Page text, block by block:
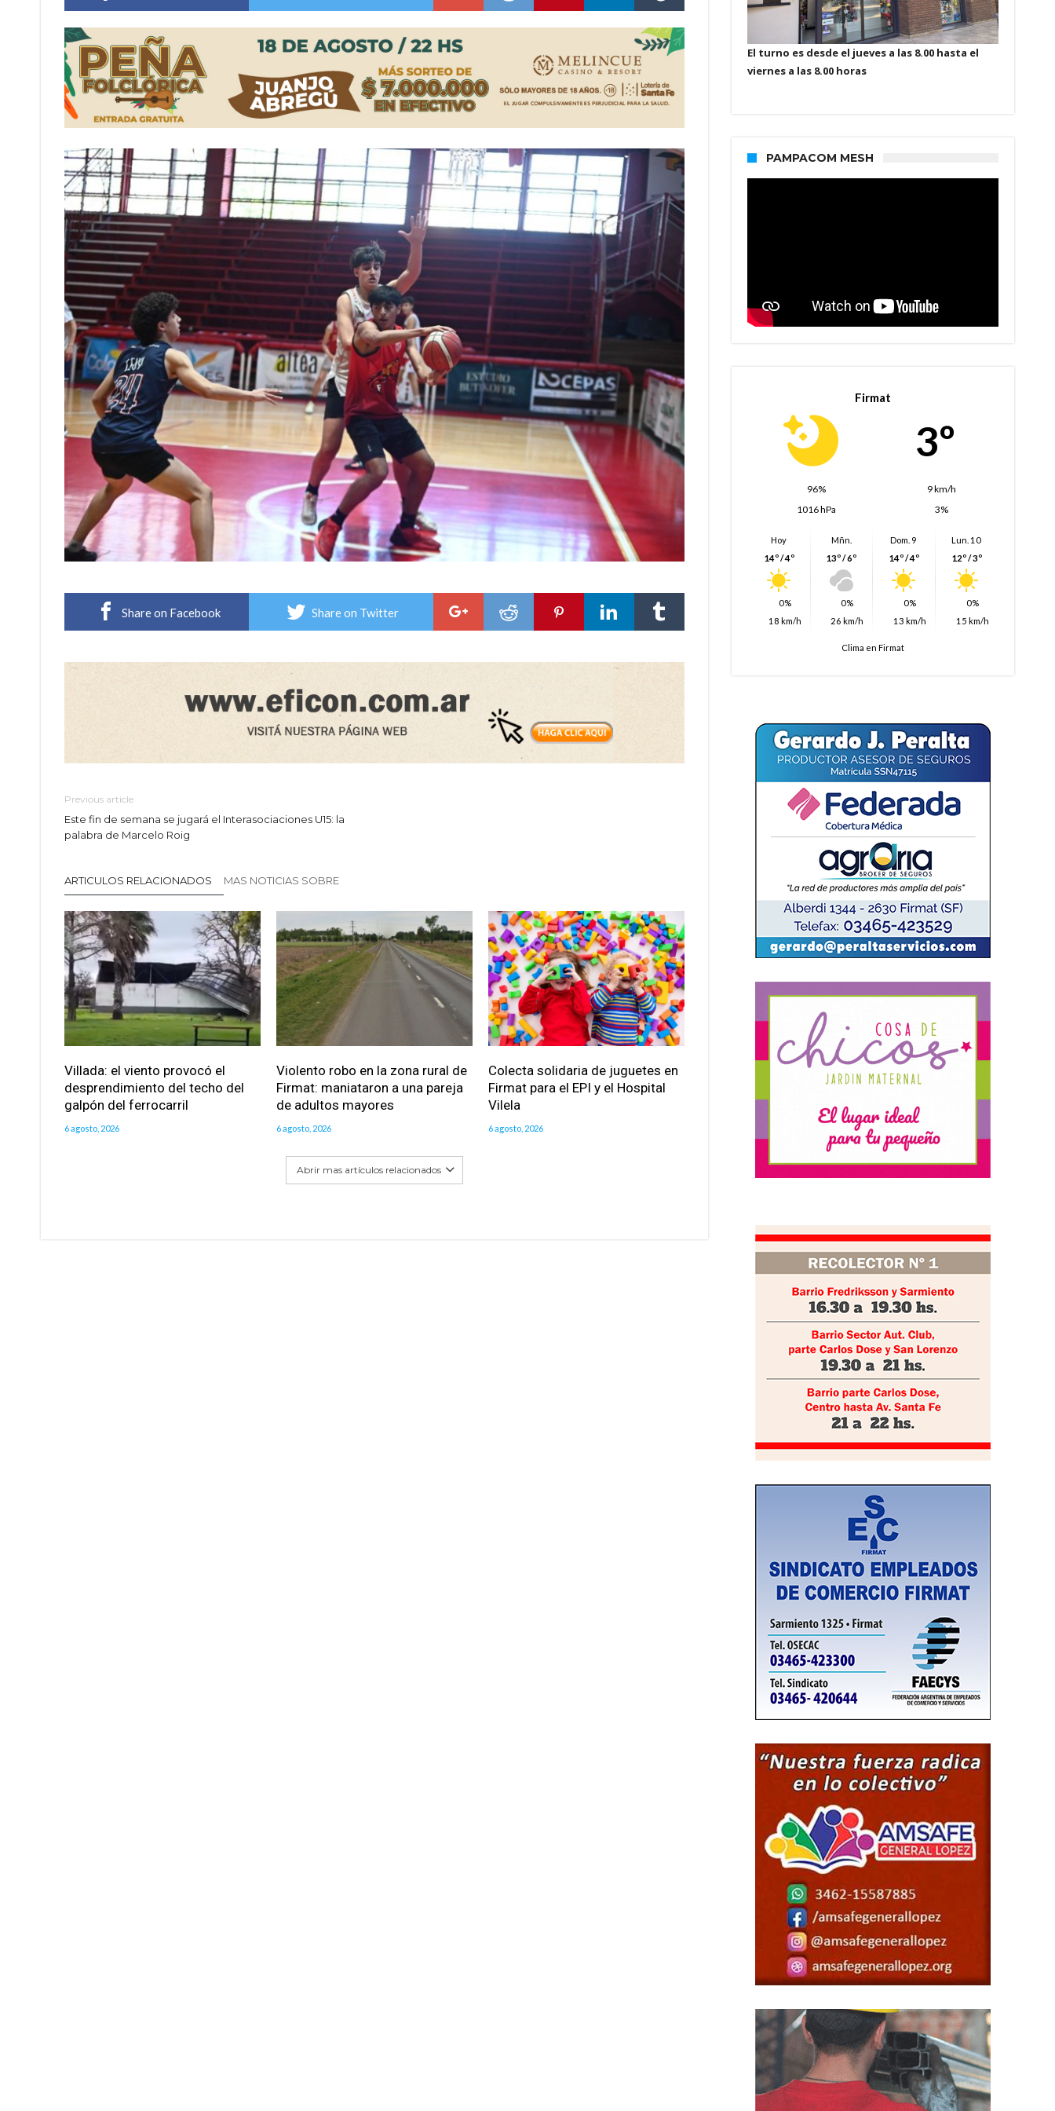
Villada: evalúan obras preventivas ante posibles lluvias intensas
Share on Facebook Share on Twitter
Previous article
Este fin de semana se jugará el Interasociaciones U15: la
palabra de Marcelo Roig
ARTICULOS RELACIONADOS MAS NOTICIAS SOBRE
Villada: el viento provocó el
desprendimiento del techo del
galpón del ferrocarril
6 agosto, 2026
Violento robo en la zona rural de
Firmat: maniataron a una pareja
de adultos mayores
6 agosto, 2026
Colecta solidaria de juguetes en
Firmat para el EPI y el Hospital
Vilela
6 agosto, 2026
Abrir mas artículos relacionados
El turno es desde el jueves a las 8.00 hasta el
viernes a las 8.00 horas
PAMPACOM MESH
Firmat
3º
96%
9 km/h
1016 hPa
3%
Hoy
14º / 4º
0%
18 km/h
Mñn.
13º / 6º
0%
26 km/h
Dom. 9
14º / 4º
0%
13 km/h
Lun. 10
12º / 3º
0%
15 km/h
Clima en Firmat